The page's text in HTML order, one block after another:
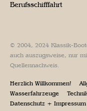
Berufsschifffahrt
© 2004, 2024 Klassik-
auch auszugsweise, nur
Quellennachweis.
Herzlich Willkommen!
Wasserfahrzeuge
Datenschutz + Impressum